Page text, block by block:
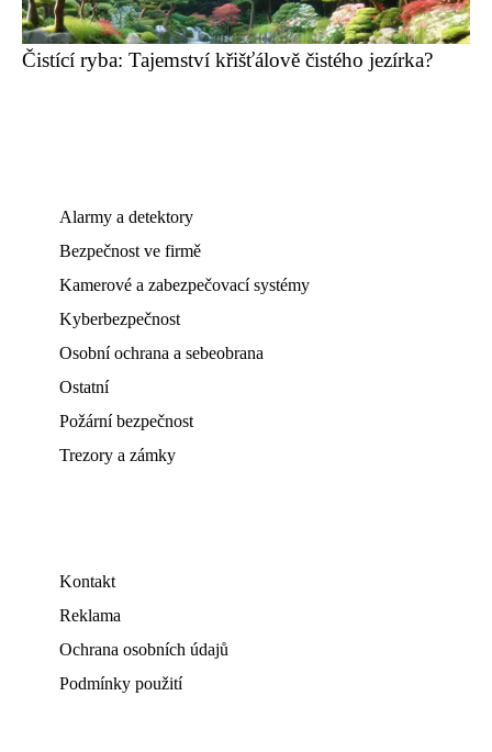
Čistící ryba: Tajemství křišťálově čistého jezírka?
Alarmy a detektory
Bezpečnost ve firmě
Kamerové a zabezpečovací systémy
Kyberbezpečnost
Osobní ochrana a sebeobrana
Ostatní
Požární bezpečnost
Trezory a zámky
Kontakt
Reklama
Ochrana osobních údajů
Podmínky použití